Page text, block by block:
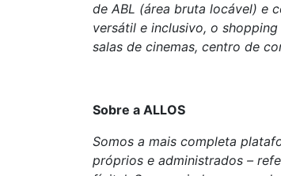
de ABL (área bruta locável) e
versátil e inclusivo, o
salas de cinemas, centro de
Sobre a ALLOS
Somos a mais completa
próprios e administrados –